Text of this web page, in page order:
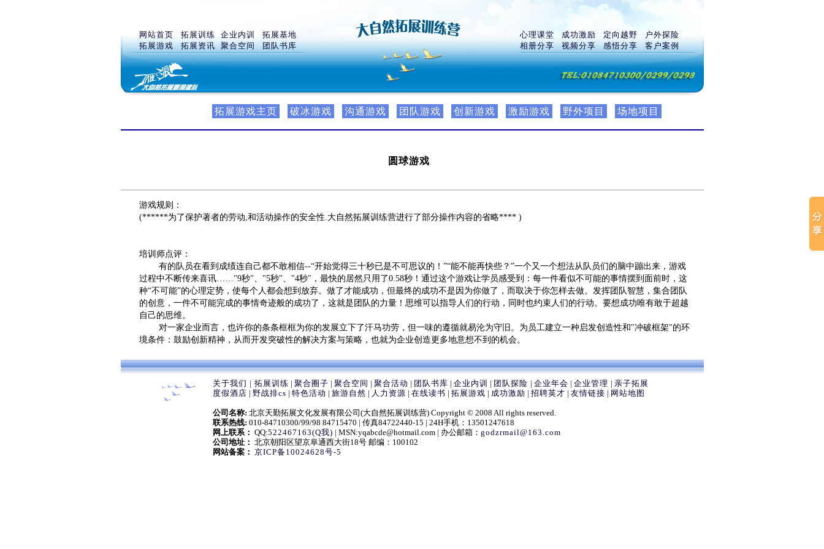
网站首页 拓展训练 企业内训
拓展基地
拓展游戏
拓展资讯 聚合空间 团队书库
心理课堂 成功激励 定向越野
户外探险
相册分享
视频分享 感悟分享 客户案例
拓展游戏主页 破冰游戏 沟通游戏 团队游戏 创新游戏 激励游戏 野外项目 场地项目
圆球游戏
游戏规则：
(******为了保护著者的劳动,和活动操作的安全性.大自然拓展训练营进行了部分操作内容的省略**** )
培训师点评：
有的队员在看到成绩连自己都不敢相信--“开始觉得三十秒已是不可思议的！”“能不能再快些？”一个又一个想法从队员们的脑中蹦出来，游戏
过程中不断传来喜讯……"9秒"、"5秒"、"4秒"，最快的居然只用了0.58秒！通过这个游戏让学员感受到：每一件看似不可能的事情摆到面前时，这
种“不可能”的心理定势，使每个人都会想到放弃。做了才能成功，但最终的成功不是因为你做了，而取决于你怎样去做。发挥团队智慧，集合团队
的创意，一件不可能完成的事情奇迹般的成功了，这就是团队的力量！思维可以指导人们的行动，同时也约束人们的行动。要想成功唯有敢于超越
自己的思维。
对一家企业而言，也许你的条条框框为你的发展立下了汗马功劳，但一味的遵循就易沦为守旧。为员工建立一种启发创造性和"冲破框架"的环
境条件：鼓励创新精神，从而开发突破性的解决方案与策略，也就为企业创造更多地意想不到的机会。
关于我们 | 拓展训练 | 聚合圈子 | 聚合空间 | 聚合活动 | 团队书库 | 企业内训 | 团队探险 | 企业年会 | 企业管理 | 亲子拓展
度假酒店 | 野战排cs | 特色活动 | 旅游自然 | 人力资源 | 在线读书 | 拓展游戏 | 成功激励 | 招聘英才 | 友情链接 | 网站地图
公司名称: 北京天勤拓展文化发展有限公司(大自然拓展训练营) Copyright © 2008 All rights reserved.
联系热线: 010-84710300/99/98 84715470 | 传真84722440-15 | 24H手机：13501247618
网上联系： QQ:522467163(Q我) | MSN:yqabcde@hotmail.com | 办公邮箱： godzrmail@163.com
公司地址： 北京朝阳区望京阜通西大街18号 邮编：100102
网站备案： 京ICP备10024628号-5